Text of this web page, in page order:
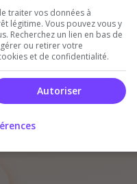
traiter vos données à
légitime. Vous pouvez vous y
Recherchez un lien en bas de
ou retirer votre
et de confidentialité.
Autoriser